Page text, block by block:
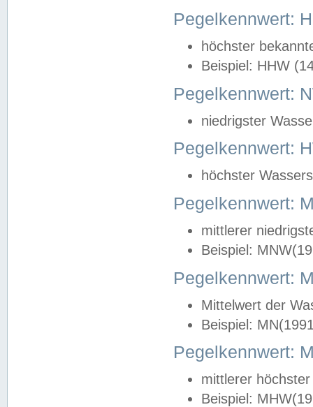
Pegelkennwert:
höchster
Beispiel: HHW
Pegelkennwert:
niedrigster
Pegelkennwert:
höchster
Pegelkennwert:
mittlerer
Beispiel:
Pegelkennwert:
Mittelwert der
Beispiel:
Pegelkennwert:
mittlerer
Beispiel: